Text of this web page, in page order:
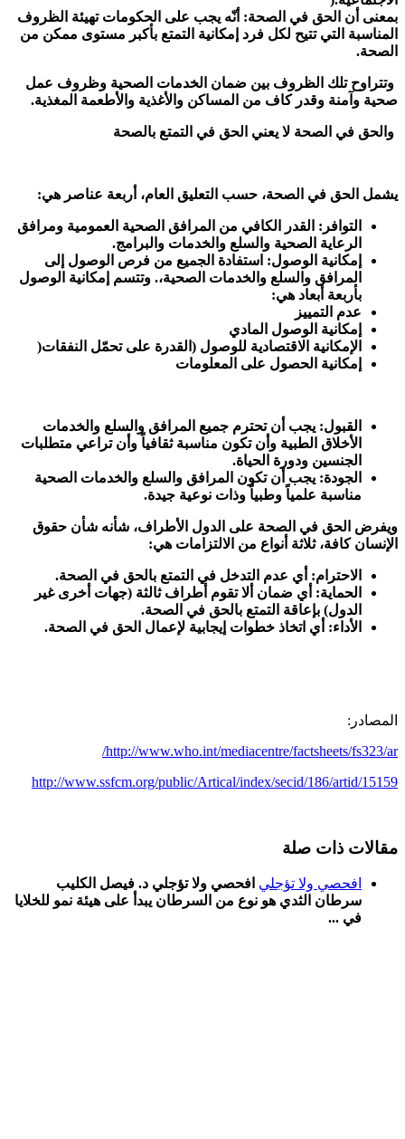
بمعنى أن الحق في الصحة: أنّه يجب على الحكومات تهيئة الظروف
المناسبة التي تتيح لكل فرد إمكانية التمتع بأكبر مستوى ممكن من
الصحة.
وتتراوح تلك الظروف بين ضمان الخدمات الصحية وظروف عمل
صحية وآمنة وقدر كاف من المساكن والأغذية والأطعمة المغذية.
والحق في الصحة لا يعني الحق في التمتع بالصحة
يشمل الحق في الصحة، حسب التعليق العام، أربعة عناصر هي:
التوافر: القدر الكافي من المرافق الصحية العمومية ومرافق
الرعاية الصحية والسلع والخدمات والبرامج.
إمكانية الوصول: استفادة الجميع من فرص الوصول إلى
المرافق والسلع والخدمات الصحية،. وتتسم إمكانية الوصول
بأربعة أبعاد هي:
عدم التمييز
إمكانية الوصول المادي
الإمكانية الاقتصادية للوصول (القدرة على تحمّل النفقات(
إمكانية الحصول على المعلومات
القبول: يجب أن تحترم جميع المرافق والسلع والخدمات
الأخلاق الطبية وأن تكون مناسبة ثقافياً وأن تراعي متطلبات
الجنسين ودورة الحياة.
الجودة: يجب أن تكون المرافق والسلع والخدمات الصحية
مناسبة علمياً وطبياً وذات نوعية جيدة.
ويفرض الحق في الصحة على الدول الأطراف، شأنه شأن حقوق
الإنسان كافة، ثلاثة أنواع من الالتزامات هي:
الاحترام: أي عدم التدخل في التمتع بالحق في الصحة.
الحماية: أي ضمان ألا تقوم أطراف ثالثة (جهات أخرى غير
الدول) بإعاقة التمتع بالحق في الصحة.
الأداء: أي اتخاذ خطوات إيجابية لإعمال الحق في الصحة.
المصادر:
http://www.who.int/mediacentre/factsheets/fs323/ar/
http://www.ssfcm.org/public/Artical/index/secid/186/artid/15159
مقالات ذات صلة
افحصي ولا تؤجلي افحصي ولا تؤجلي د. فيصل الكليب
سرطان الثدي هو نوع من السرطان يبدأ على هيئة نمو للخلايا
في ...